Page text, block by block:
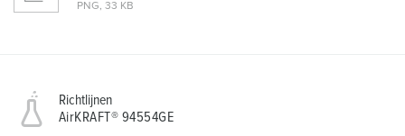
PNG, 33 KB
Richtlijnen
AirKRAFT® 94554GE